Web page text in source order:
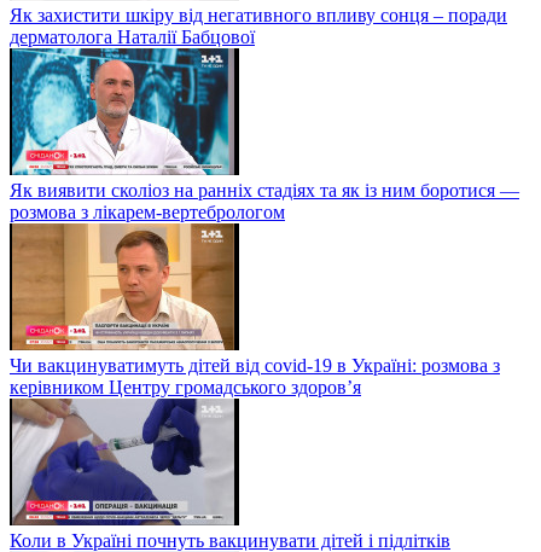
Як захистити шкіру від негативного впливу сонця – поради
дерматолога Наталії Бабцової
Як виявити сколіоз на ранніх стадіях та як із ним боротися —
розмова з лікарем-вертебрологом
Чи вакцинуватимуть дітей від covid-19 в Україні: розмова з
керівником Центру громадського здоров’я
Коли в Україні почнуть вакцинувати дітей і підлітків